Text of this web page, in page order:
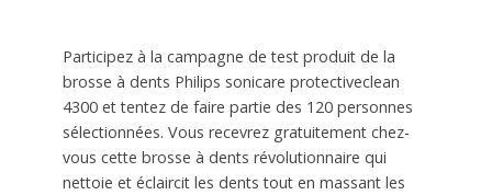
Participez à la campagne de test produit de la
brosse à dents Philips sonicare protectiveclean
4300 et tentez de faire partie des 120 personnes
sélectionnées. Vous recevrez gratuitement chez-
vous cette brosse à dents révolutionnaire qui
nettoie et éclaircit les dents tout en massant les